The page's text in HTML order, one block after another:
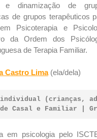
e dinamização de
de grupos terapêuticos
Psicoterapia e
da Ordem dos
de Terapia Familiar.
Castro Lima (ela/dela)
individual (crianças,
Casal e Familiar |
em psicologia pelo